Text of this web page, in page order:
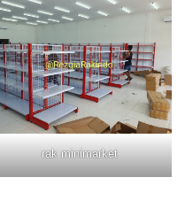
rak minimarket